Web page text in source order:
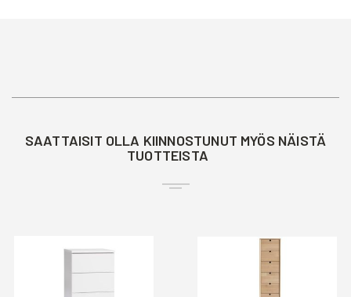
SAATTAISIT OLLA KIINNOSTUNUT MYÖS NÄISTÄ
TUOTTEISTA